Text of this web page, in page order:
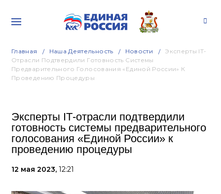
Главная Наша Деятельность Новости
Эксперты IТ-
Отрасли Подтвердили Готовность Системы
Предварительного Голосования «Единой России» К
Проведению Процедуры
Эксперты IТ-отрасли подтвердили
готовность системы предварительного
голосования «Единой России» к
проведению процедуры
12 мая 2023, 12:21